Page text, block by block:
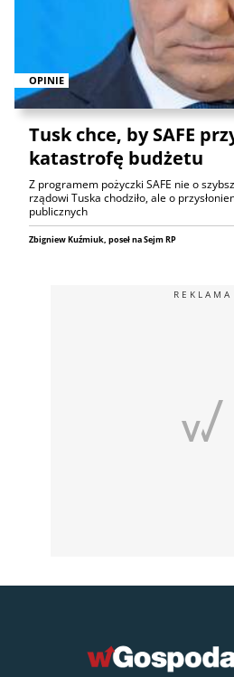
OPINIE
Tusk chce, by SAFE
katastrofę budżetu
Z programem pożyczki SAFE nie o
rządowi Tuska chodziło, ale o
publicznych
Zbigniew Kuźmiuk, poseł na Sejm RP
REKLAMA